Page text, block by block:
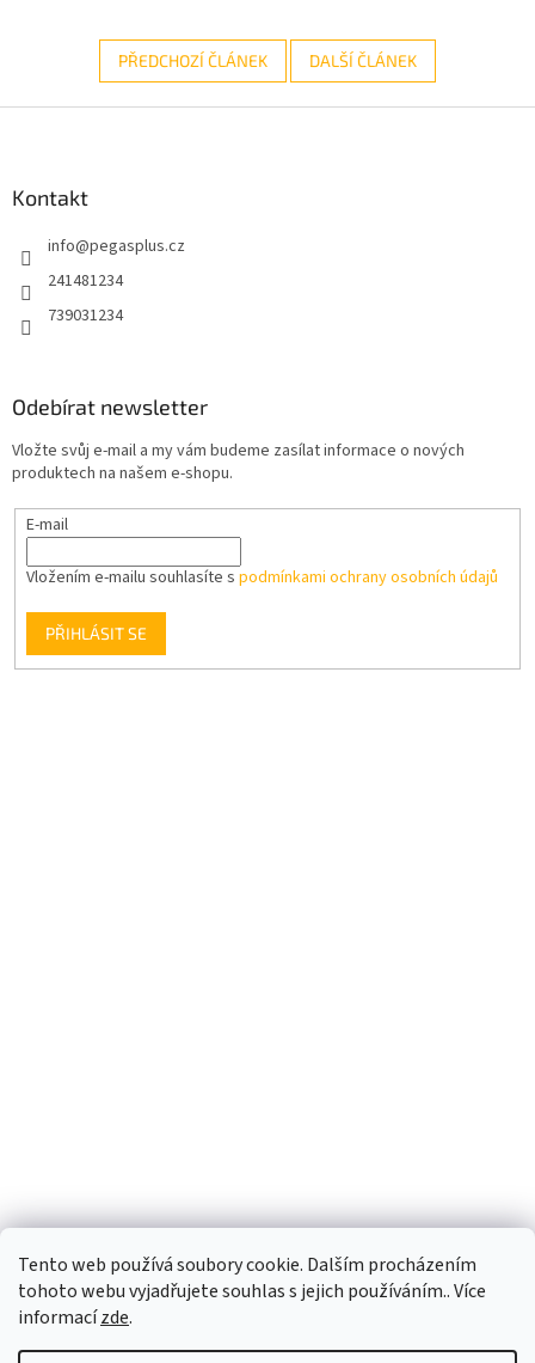
Tento web používá soubory cookie. Dalším procházením
tohoto webu vyjadřujete souhlas s jejich používáním.. Více
informacízde.
PŘEDCHOZÍ ČLÁNEK DALŠÍ ČLÁNEK
Kontakt
info@pegasplus.cz
241481234
739031234
Odebírat newsletter
Vložte svůj e-mail a my vám budeme zasílat informace o nových
produktech na našem e-shopu.
E-mail
Vložením e-mailu souhlasíte s podmínkami ochrany osobních údajů
PŘIHLÁSIT SE